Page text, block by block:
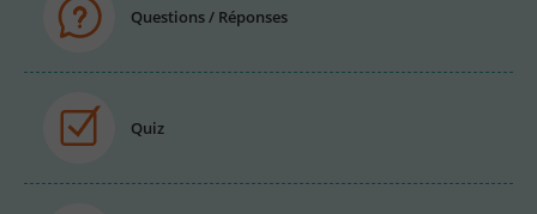
Questions / Réponses
Quiz